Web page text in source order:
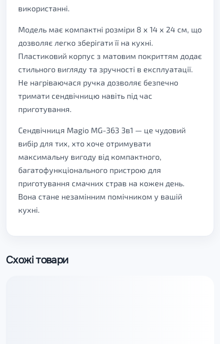
використанні.
Модель має компактні розміри 8 х 14 х 24 см, що
дозволяє легко зберігати її на кухні.
Пластиковий корпус з матовим покриттям додає
стильного вигляду та зручності в експлуатації.
Не нагріваючася ручка дозволяє безпечно
тримати сендвічницю навіть під час
приготування.
Сендвічниця Magio MG-363 3в1 — це чудовий
вибір для тих, хто хоче отримувати
максимальну вигоду від компактного,
багатофункціонального пристрою для
приготування смачних страв на кожен день.
Вона стане незамінним помічником у вашій
кухні.
Схожі товари